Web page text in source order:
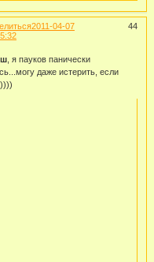
44
2011-04-07
, я пауков панически
даже истерить, если